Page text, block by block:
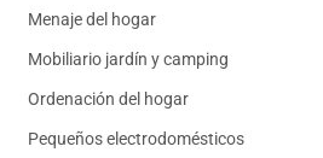
Menaje del hogar
Mobiliario jardín y camping
Ordenación del hogar
Pequeños electrodomésticos